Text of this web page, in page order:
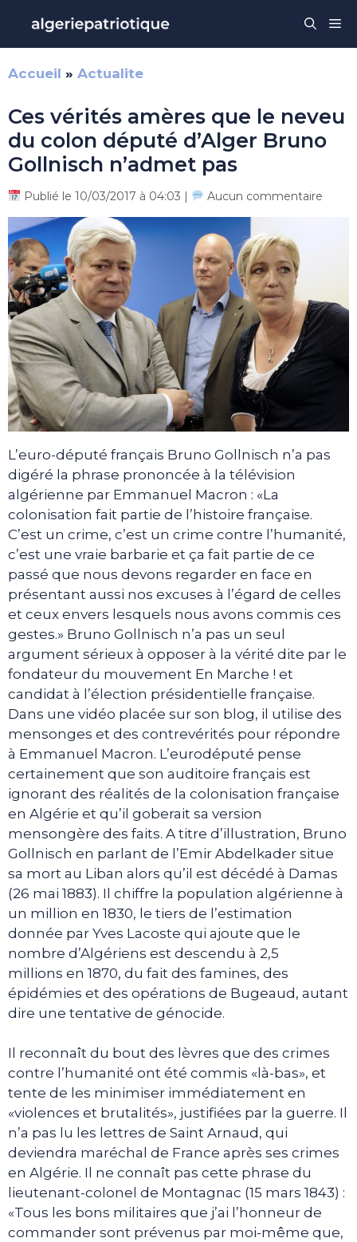
contenu
Accueil » Actualite
Ces vérités amères que le neveu
du colon député d’Alger Bruno
Gollnisch n’admet pas
Publié le 10/03/2017 à 04:03 | Aucun commentaire
L’euro-député français Bruno Gollnisch n’a pas
digéré la phrase prononcée à la télévision
algérienne par Emmanuel Macron : «La
colonisation fait partie de l’histoire française.
C’est un crime, c’est un crime contre l’humanité,
c’est une vraie barbarie et ça fait partie de ce
passé que nous devons regarder en face en
présentant aussi nos excuses à l’égard de celles
et ceux envers lesquels nous avons commis ces
gestes.» Bruno Gollnisch n’a pas un seul
argument sérieux à opposer à la vérité dite par le
fondateur du mouvement En Marche ! et
candidat à l’élection présidentielle française.
Dans une vidéo placée sur son blog, il utilise des
mensonges et des contrevérités pour répondre
à Emmanuel Macron. L’eurodéputé pense
certainement que son auditoire français est
ignorant des réalités de la colonisation française
en Algérie et qu’il goberait sa version
mensongère des faits. A titre d’illustration, Bruno
Gollnisch en parlant de l’Emir Abdelkader situe
sa mort au Liban alors qu’il est décédé à Damas
(26 mai 1883). Il chiffre la population algérienne à
un million en 1830, le tiers de l’estimation
donnée par Yves Lacoste qui ajoute que le
nombre d’Algériens est descendu à 2,5
millions en 1870, du fait des famines, des
épidémies et des opérations de Bugeaud, autant
dire une tentative de génocide.
Il reconnaît du bout des lèvres que des crimes
contre l’humanité ont été commis «là-bas», et
tente de les minimiser immédiatement en
«violences et brutalités», justifiées par la guerre. Il
n’a pas lu les lettres de Saint Arnaud, qui
deviendra maréchal de France après ses crimes
en Algérie. Il ne connaît pas cette phrase du
lieutenant-colonel de Montagnac (15 mars 1843) :
«Tous les bons militaires que j’ai l’honneur de
commander sont prévenus par moi-même que,